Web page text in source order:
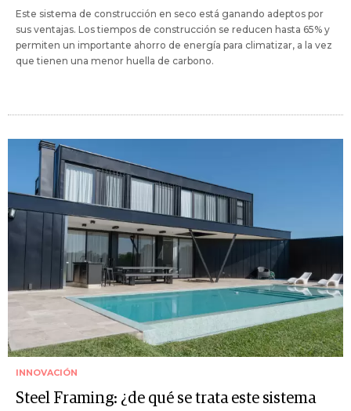
Este sistema de construcción en seco está ganando adeptos por
sus ventajas. Los tiempos de construcción se reducen hasta 65% y
permiten un importante ahorro de energía para climatizar, a la vez
que tienen una menor huella de carbono.
INNOVACIÓN
Steel Framing: ¿de qué se trata este sistema